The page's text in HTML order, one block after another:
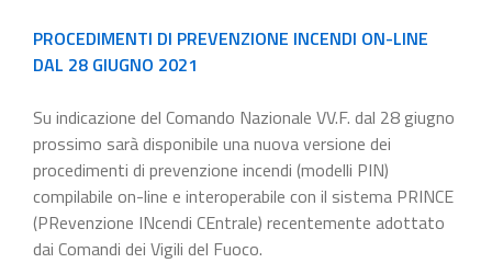
PROCEDIMENTI DI PREVENZIONE INCENDI ON-LINE
DAL 28 GIUGNO 2021
Su indicazione del Comando Nazionale VV.F. dal 28 giugno
prossimo sarà disponibile una nuova versione dei
procedimenti di prevenzione incendi (modelli PIN)
compilabile on-line e interoperabile con il sistema PRINCE
(PRevenzione INcendi CEntrale) recentemente adottato
dai Comandi dei Vigili del Fuoco.